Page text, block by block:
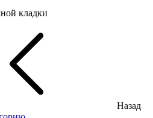
кладки
Назад